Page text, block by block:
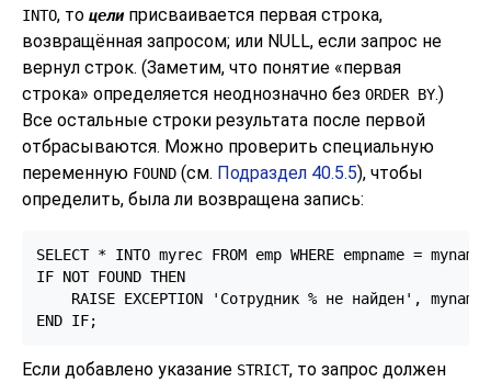
INTO, то цели присваивается первая строка,
возвращённая запросом; или NULL, если запрос не
вернул строк. (Заметим, что понятие «первая
строка» определяется неоднозначно без ORDER BY.)
Все остальные строки результата после первой
отбрасываются. Можно проверить специальную
переменную FOUND (см. Подраздел 40.5.5), чтобы
определить, была ли возвращена запись:
SELECT * INTO myrec FROM emp WHERE empname = myname;
IF NOT FOUND THEN
    RAISE EXCEPTION 'Сотрудник % не найден', myname;
END IF;
Если добавлено указание STRICT, то запрос должен